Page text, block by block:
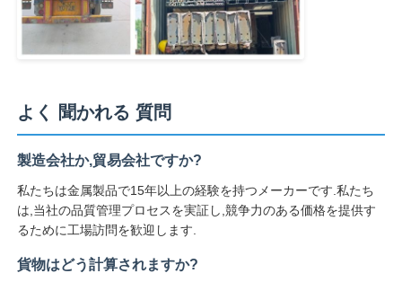
よく 聞かれる 質問
製造会社か,貿易会社ですか?
私たちは金属製品で15年以上の経験を持つメーカーです.私たち
は,当社の品質管理プロセスを実証し,競争力のある価格を提供す
るために工場訪問を歓迎します.
貨物はどう計算されますか?